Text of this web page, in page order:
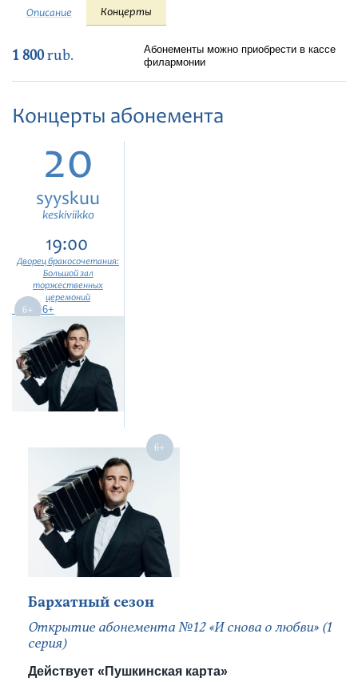
Festivaalit
Описание Концерты
1 800rub.
Абонементы можно приобрести в кассе
филармонии
Концерты абонемента
20
syyskuu
keskiviikko
19:00
Дворец бракосочетания:
Большой зал
торжественных
церемоний
6+
Бархатный сезон
Открытие абонемента №12 «И снова о любви» (1
серия)
Действует «Пушкинская карта»